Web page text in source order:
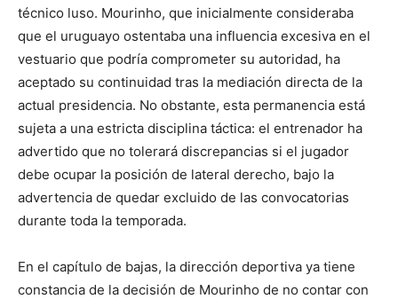
técnico luso. Mourinho, que inicialmente consideraba
que el uruguayo ostentaba una influencia excesiva en el
vestuario que podría comprometer su autoridad, ha
aceptado su continuidad tras la mediación directa de la
actual presidencia. No obstante, esta permanencia está
sujeta a una estricta disciplina táctica: el entrenador ha
advertido que no tolerará discrepancias si el jugador
debe ocupar la posición de lateral derecho, bajo la
advertencia de quedar excluido de las convocatorias
durante toda la temporada.
En el capítulo de bajas, la dirección deportiva ya tiene
constancia de la decisión de Mourinho de no contar con